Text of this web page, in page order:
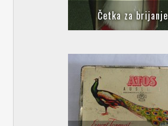
Četka za brijanje